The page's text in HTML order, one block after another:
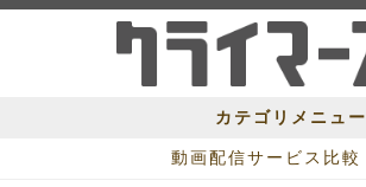
カテゴリメニュー
動画配信サービス比較